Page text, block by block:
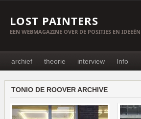
LOST PAINTERS
EEN WEBMAGAZINE OVER DE POSITIES EN
archief theorie interview Info
TONIO DE ROOVER ARCHIVE